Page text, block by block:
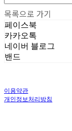
목록으로 가기
페이스북
카카오톡
네이버 블로그
밴드
이용약관
개인정보처리방침